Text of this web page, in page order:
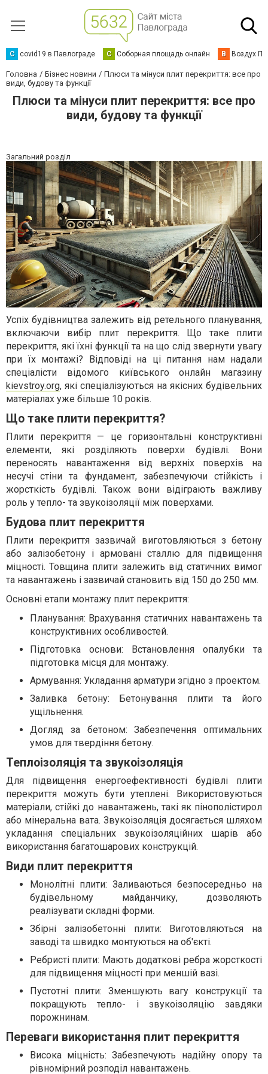
C covid19 в Павлограде С Соборная площадь онлайн В Воздух
Головна Бізнес новини
Плюси та мінуси плит перекриття: все про
види, будову та функції
Плюси та мінуси плит перекриття: все про
види, будову та функції
Загальний розділ
Успіх будівництва залежить від ретельного планування,
включаючи вибір плит перекриття. Що таке плити
перекриття, які їхні функції та на що слід звернути увагу
при їх монтажі? Відповіді на ці питання нам надали
спеціалісти відомого київського онлайн магазину
kievstroy.org, які спеціалізуються на якісних будівельних
матеріалах уже більше 10 років.
Що таке плити перекриття?
Плити перекриття — це горизонтальні конструктивні
елементи, які розділяють поверхи будівлі. Вони
переносять навантаження від верхніх поверхів на
несучі стіни та фундамент, забезпечуючи стійкість і
жорсткість будівлі. Також вони відіграють важливу
роль у тепло- та звукоізоляції між поверхами.
Будова плит перекриття
Плити перекриття зазвичай виготовляються з бетону
або залізобетону і армовані сталлю для підвищення
міцності. Товщина плити залежить від статичних вимог
та навантажень і зазвичай становить від 150 до 250 мм.
Основні етапи монтажу плит перекриття:
Планування: Врахування статичних навантажень та
конструктивних особливостей.
Підготовка основи: Встановлення опалубки та
підготовка місця для монтажу.
Армування: Укладання арматури згідно з проектом.
Заливка бетону: Бетонування плити та його
ущільнення.
Догляд за бетоном: Забезпечення оптимальних
умов для твердіння бетону.
Теплоізоляція та звукоізоляція
Для підвищення енергоефективності будівлі плити
перекриття можуть бути утеплені. Використовуються
матеріали, стійкі до навантажень, такі як пінополістирол
або мінеральна вата. Звукоізоляція досягається шляхом
укладання спеціальних звукоізоляційних шарів або
використання багатошарових конструкцій.
Види плит перекриття
Монолітні плити: Заливаються безпосередньо на
будівельному майданчику, дозволяють
реалізувати складні форми.
Збірні залізобетонні плити: Виготовляються на
заводі та швидко монтуються на об'єкті.
Ребристі плити: Мають додаткові ребра жорсткості
для підвищення міцності при меншій вазі.
Пустотні плити: Зменшують вагу конструкції та
покращують тепло- і звукоізоляцію завдяки
порожнинам.
Переваги використання плит перекриття
Висока міцність: Забезпечують надійну опору та
рівномірний розподіл навантажень.